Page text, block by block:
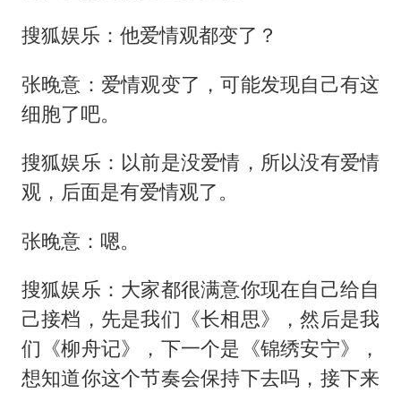
搜狐娱乐：他爱情观都变了？
张晚意：爱情观变了，可能发现自己有这
细胞了吧。
搜狐娱乐：以前是没爱情，所以没有爱情
观，后面是有爱情观了。
张晚意：嗯。
搜狐娱乐：大家都很满意你现在自己给自
己接档，先是我们《长相思》，然后是我
们《柳舟记》，下一个是《锦绣安宁》，
想知道你这个节奏会保持下去吗，接下来